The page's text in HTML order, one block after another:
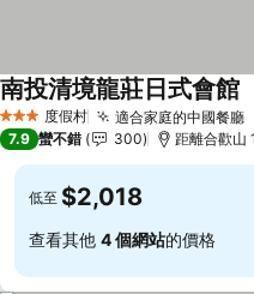
3 星級 度假村 適合家庭的中國餐廳
南投清境龍莊日式會館
7.9 蠻不錯 300 距離合歡山
低至 $2,018
查看其他 4 個網站的價格